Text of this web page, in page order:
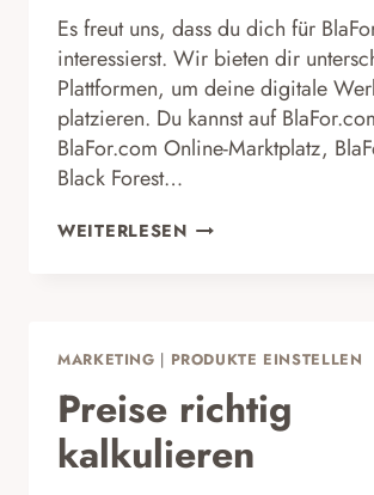
Es freut uns, dass du dich für
interessierst. Wir bieten dir
Plattformen, um deine digitale
platzieren. Du kannst auf
BlaFor.com Online-Marktplatz,
Black Forest…
WEITERLESENICH
MARKETING PRODUKTE EINSTELLEN
Preise richtig
kalkulieren